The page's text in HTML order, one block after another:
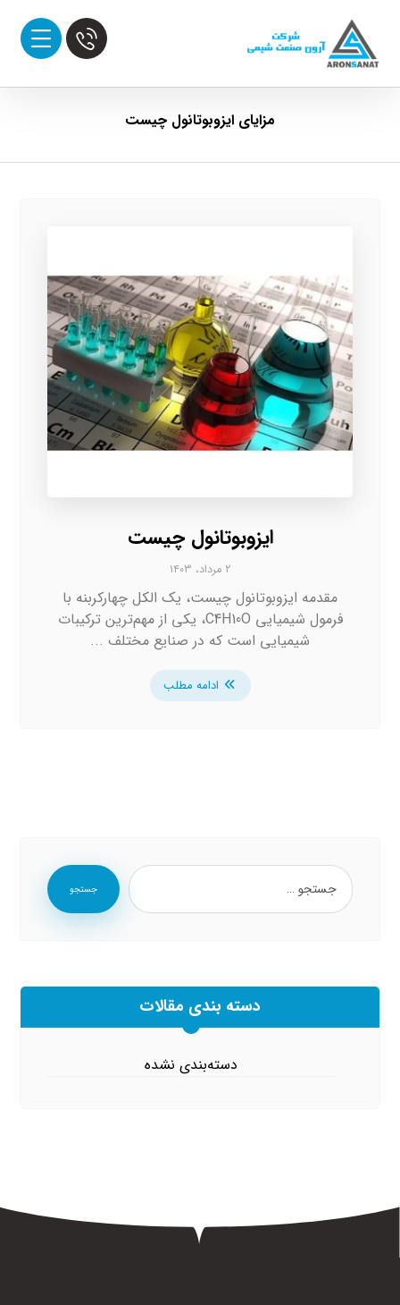
مزایای ایزوبوتانول چیست
ایزوبوتانول چیست
۲ مرداد، ۱۴۰۳
مقدمه ایزوبوتانول چیست، یک الکل چهارکربنه با
فرمول شیمیایی C4H10O، یکی از مهم‌ترین ترکیبات
شیمیایی است که در صنایع مختلف ...
ادامه مطلب
جستجو
دسته بندی مقالات
دسته‌بندی نشده